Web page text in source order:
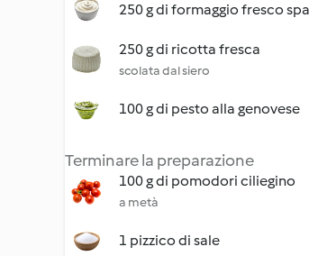
250 g di formaggio fresco
250 g di ricotta fresca
scolata dal siero
100 g di pesto alla genovese
Terminare la preparazione
100 g di pomodori ciliegino
a metà
1 pizzico di sale